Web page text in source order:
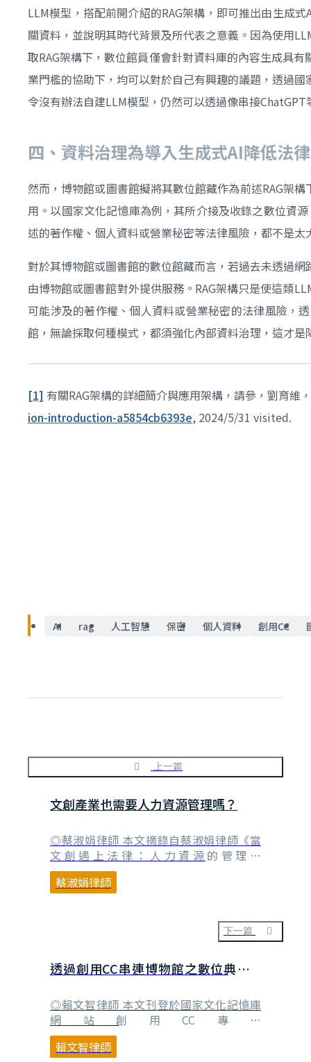
LLM模型，搭配前開介紹的RAG架構，即可推出由生成
關資料，並說明其時代背景及所代表之意義。因為使用
取RAG架構下，數位館員僅會針對資料庫的內容生成具
業門檻的協助下，均可以對於自己有興趣的議題，透過
令沒有辦法自建LLM模型，仍然可以透過像串接
四、資料治理為導入生成式AI降低法
然而，博物館或圖書館擬將其數位館藏作為前述RAG架
用。以國家文化記憶庫為例，其所介接及收錄之數位資
述的著作權、個人資料或營業秘密等法律風險，都不是
對於其博物館或圖書館的數位館藏而言，若過去未透過
由博物館或圖書館對外提供服務。RAG架構只是使這類
可能涉及的著作權、個人資料或營業秘密的法律風險，
館，無論採取何種模式，都須強化內部資料治理，這才
[1] 有關RAG架構的詳細簡介與應用架構，請參，劉育
ion-introduction-a5854cb6393e, 2024/5/31 visited.
AI rag 人工智慧 保密 個人資料 創用CC
上一篇
文創產業也需要人力資源管理嗎？
◎蔡淑娟律師 本文摘錄自蔡淑娟律師《當
文創遇上法律：人力資源的管理》
（2024/11/05新書上市） 「文創產業需要
人力資源管理嗎」？答案當然是肯定的。文
適當的管理。 依文化創意發展法的定義，
文化創意產業是指視覺藝術產業、音樂及表
演藝術產業、文⋯
蔡淑娟律師
下一篇
透過創用CC串連博物館之數位典藏—
◎賴文智律師 本文刊登於國家文化記憶庫
網站創用CC專區
（https://tcmb.culture.tw/zh-
tw/ccarticle/289） 網路是人類最大的記憶
賴文智律師